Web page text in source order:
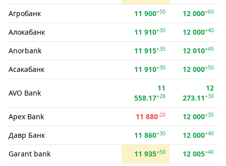
Агробанк 11 900+50 12 000+60
Алокабанк 11 910+30 12 000+40
Anorbank 11 915+35 12 010+45
Асакабанк 11 910+30 12 000+50
AVO Bank
11
558.17+28
12
273.11+30
Apex Bank 11 880-20 12 000+35
Давр Банк 11 860+30 12 000+40
Garant bank 11 935+50 12 005+40